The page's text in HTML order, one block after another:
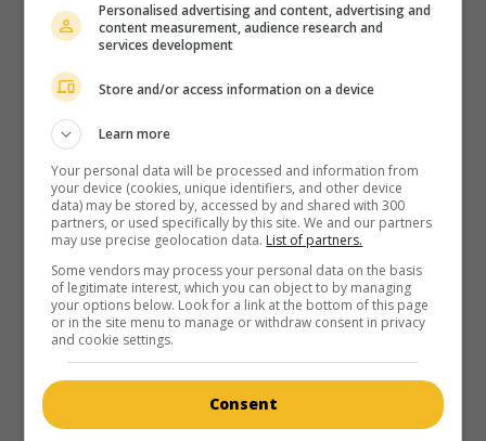
Can. 2011. Thrillerde Adrian Wills avec Rhona Mitra,Erika
Rosenbaum,Elias Toufexis. Encore ébranlée par une
opération qui a mal tourné, une ex-négociatrice de la police
de Détroit reprend du service lorsque sa propre soeur est
Durée:
87 min.
Personalised advertising and content, advertising and
content measurement, audience research and
services development
Store and/or access information on a device
Learn more
Your personal data will be processed and information from
your device (cookies, unique identifiers, and other device
data) may be stored by, accessed by and shared with 300
partners, or used specifically by this site. We and our partners
may use precise geolocation data. List of partners.
Some vendors may process your personal data on the basis
of legitimate interest, which you can object to by managing
your options below. Look for a link at the bottom of this page
or in the site menu to manage or withdraw consent in privacy
and cookie settings.
Consent